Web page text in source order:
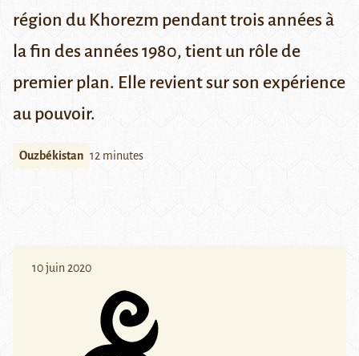
région du Khorezm pendant trois années à
la fin des années 1980, tient un rôle de
premier plan. Elle revient sur son expérience
au pouvoir.
Ouzbékistan 12 minutes
10 juin 2020